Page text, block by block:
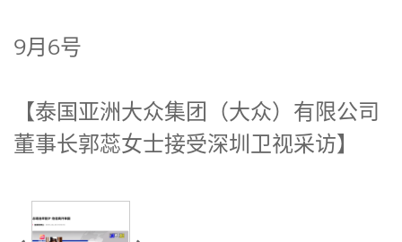
9月6号
【泰国亚洲大众集团（大众）有限公司
董事长郭蕊女士接受深圳卫视采访】